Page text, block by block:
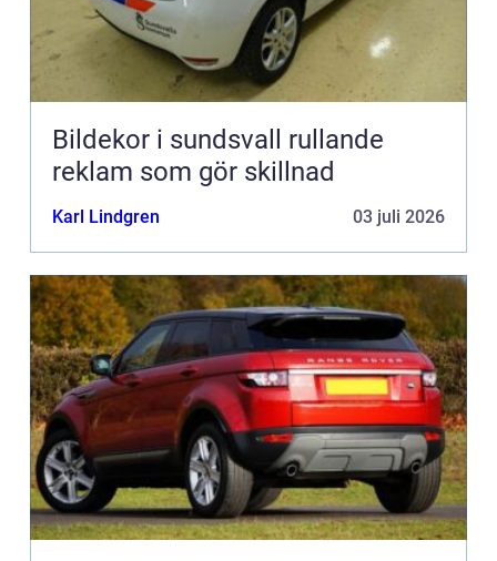
Bildekor i sundsvall rullande
reklam som gör skillnad
Karl Lindgren 03 juli 2026